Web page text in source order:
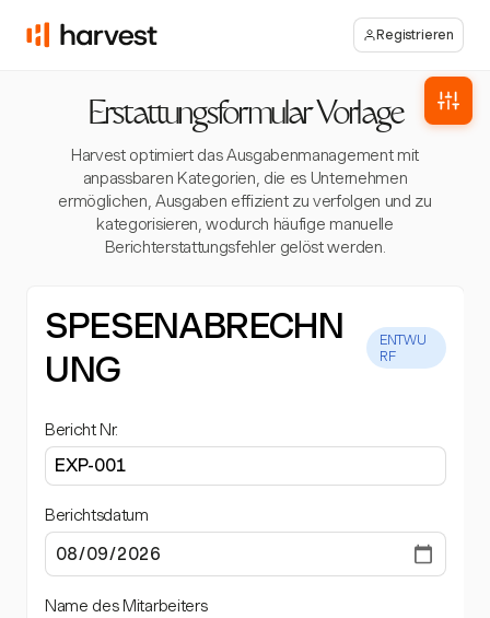
Registrieren
Erstattungsformular Vorlage
Harvest optimiert das Ausgabenmanagement mit
anpassbaren Kategorien, die es Unternehmen
ermöglichen, Ausgaben effizient zu verfolgen und zu
kategorisieren, wodurch häufige manuelle
Berichterstattungsfehler gelöst werden.
SPESENABRECHN
UNG
ENTWU
RF
Bericht Nr.
Berichtsdatum
Name des Mitarbeiters